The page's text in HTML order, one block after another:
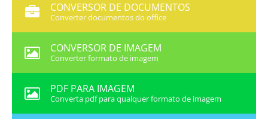
CONVERSOR DE DOCUMENTOS
Converter documentos do office
CONVERSOR DE IMAGEM
Converter formato de imagem
PDF PARA IMAGEM
Converta pdf para qualquer formato de imagem